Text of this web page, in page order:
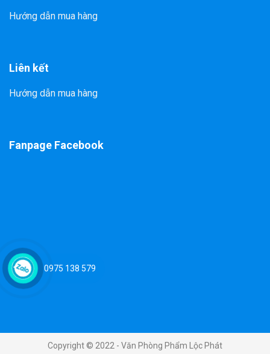
Hướng dẫn mua hàng
Liên kết
Hướng dẫn mua hàng
Fanpage Facebook
Copyright © 2022 - Văn Phòng Phẩm Lộc Phát
0975 138 579